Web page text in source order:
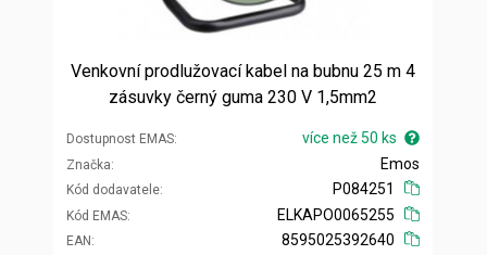
Venkovní prodlužovací kabel na bubnu 25 m 4
zásuvky černý guma 230 V 1,5mm2
Dostupnost EMAS více než 50 ks
Značka
Kód dodavatele
Emos
P084251
Kód EMAS
EAN
ELKAPO0065255
8595025392640